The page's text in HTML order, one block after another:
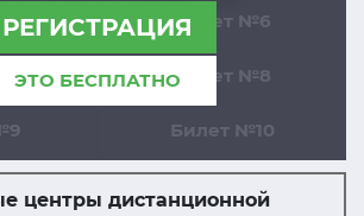
РЕГИСТРАЦИЯ
ЭТО БЕСПЛАТНО
Билет №6
Билет №8
Билет №10
центры дистанционной